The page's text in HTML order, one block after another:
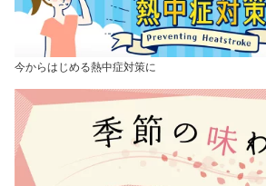
今からはじめる熱中症対策に